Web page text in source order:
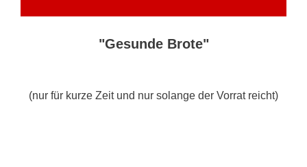
"Gesunde Brote"
(nur für kurze Zeit und nur solange der Vorrat reicht)